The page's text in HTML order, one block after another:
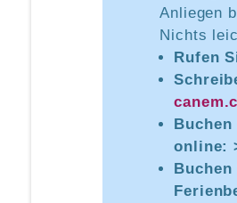
Anliegen
Nichts
Rufen
online:
Buchen